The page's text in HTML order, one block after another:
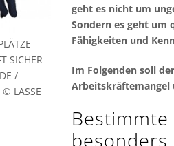
SICHER
/
© LASSE
geht es nicht um
Sondern es geht um
Fähigkeiten und
Im Folgenden soll
Arbeitskräftemangel